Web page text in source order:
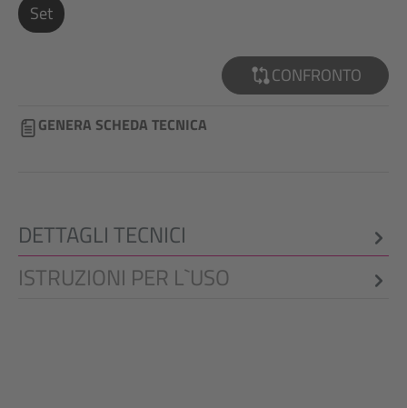
Set
CONFRONTO
GENERA SCHEDA TECNICA
DETTAGLI TECNICI
ISTRUZIONI PER L`USO